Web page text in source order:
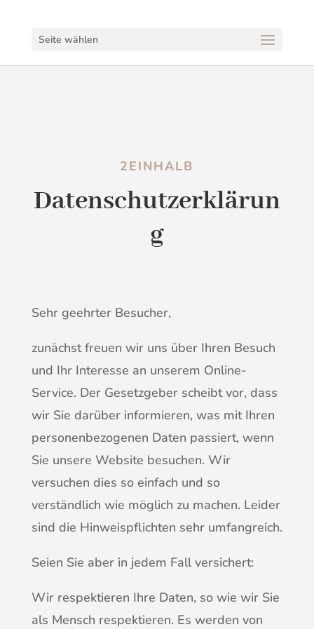
Seite wählen
2EINHALB
Datenschutzerklärun
g
Sehr geehrter Besucher,
zunächst freuen wir uns über Ihren Besuch
und Ihr Interesse an unserem Online-
Service. Der Gesetzgeber scheibt vor, dass
wir Sie darüber informieren, was mit Ihren
personenbezogenen Daten passiert, wenn
Sie unsere Website besuchen. Wir
versuchen dies so einfach und so
verständlich wie möglich zu machen. Leider
sind die Hinweispflichten sehr umfangreich.
Seien Sie aber in jedem Fall versichert:
Wir respektieren Ihre Daten, so wie wir Sie
als Mensch respektieren. Es werden von